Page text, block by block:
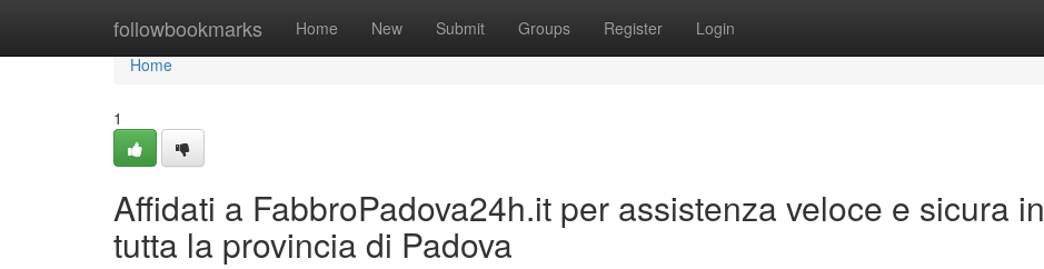
followbookmarks Home New Submit Groups Register Login
Home
Home
1
Affidati a FabbroPadova24h.it per assistenza veloce e sicura in
tutta la provincia di Padova